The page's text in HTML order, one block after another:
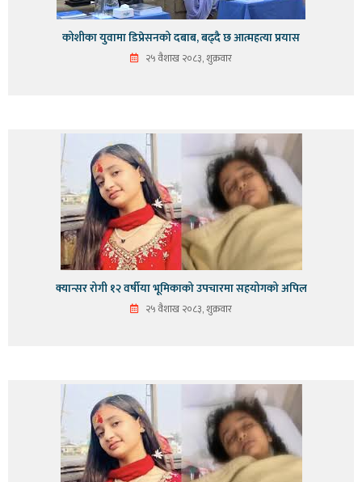
कोशीका युवामा डिप्रेसनको दबाब, बढ्दै छ आत्महत्या प्रयास
२५ वैशाख २०८३, शुक्रवार
क्यान्सर रोगी १२ वर्षीया भूमिकाको उपचारमा सहयोगको अपिल
२५ वैशाख २०८३, शुक्रवार